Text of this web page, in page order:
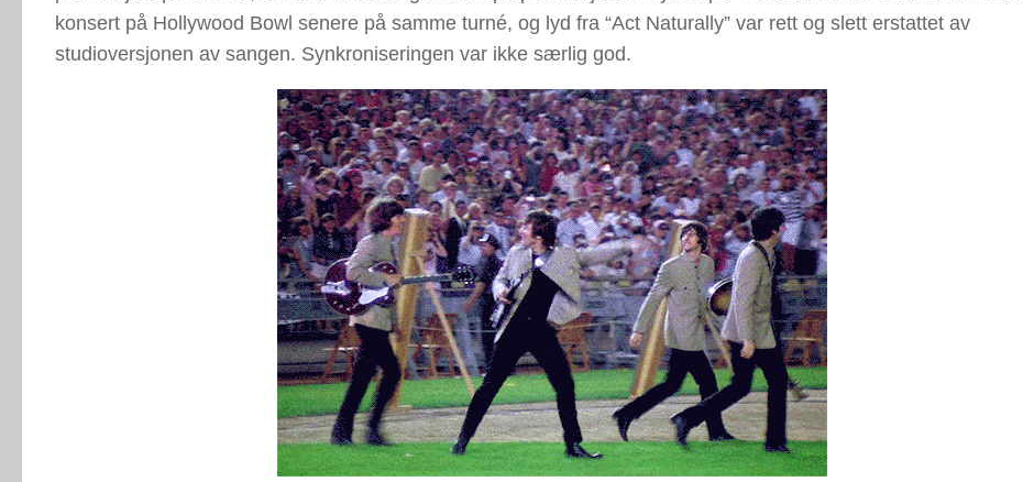
konsert på Hollywood Bowl senere på samme turné, og lyd fra “Act Naturally” var rett og slett erstattet av
studioversjonen av sangen. Synkroniseringen var ikke særlig god.